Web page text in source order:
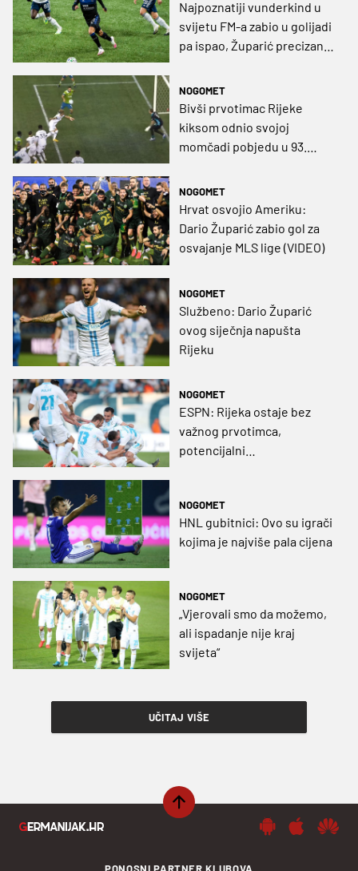
Najpoznatiji vunderkind u
svijetu FM-a zabio u golijadi
pa ispao, Župarić precizan s
NOGOMET
Bivši prvotimac Rijeke
kiksom odnio svojoj
momčadi pobjedu u 93.
NOGOMET
Hrvat osvojio Ameriku:
Dario Župarić zabio gol za
osvajanje MLS lige (VIDEO)
NOGOMET
Službeno: Dario Župarić
ovog siječnja napušta
Rijeku
NOGOMET
ESPN: Rijeka ostaje bez
važnog prvotimca,
potencijalni
NOGOMET
HNL gubitnici: Ovo su igrači
kojima je najviše pala cijena
NOGOMET
„Vjerovali smo da možemo,
ali ispadanje nije kraj
svijeta“
UČITAJ VIŠE